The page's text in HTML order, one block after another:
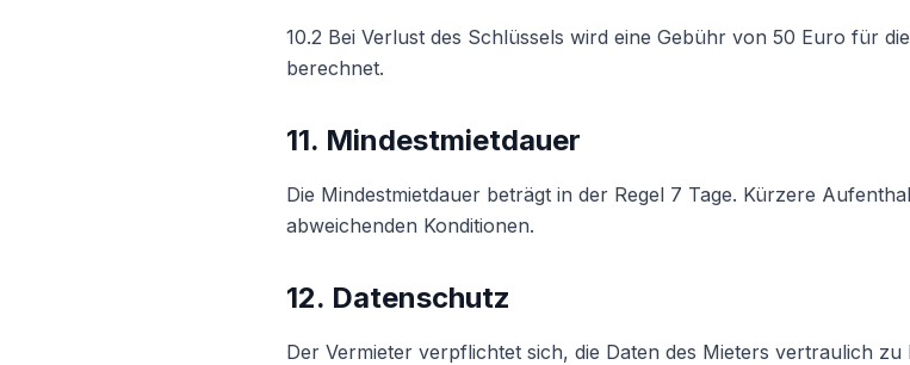
10.2 Bei Verlust des Schlüssels wird eine Gebühr von 50 Euro für
berechnet.
11. Mindestmietdauer
Die Mindestmietdauer beträgt in der Regel 7 Tage. Kürzere
abweichenden Konditionen.
12. Datenschutz
Der Vermieter verpflichtet sich, die Daten des Mieters vertraulich